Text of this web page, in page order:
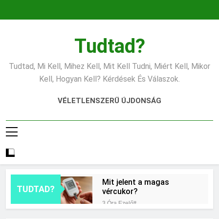
Tudtad?
Tudtad, Mi Kell, Mihez Kell, Mit Kell Tudni, Miért Kell, Mikor
Kell, Hogyan Kell? Kérdések És Válaszok.
VÉLETLENSZERŰ ÚJDONSÁG
TUDTAD?
Mit jelent a magas
vércukor?
3 Óra Ezelőtt